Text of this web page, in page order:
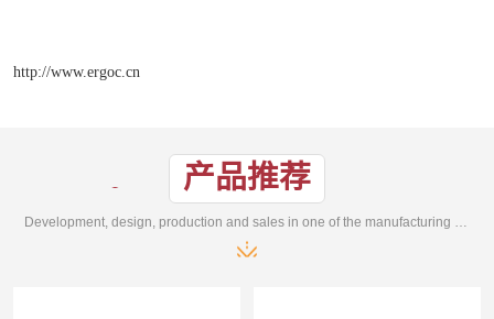
http://www.ergoc.cn
产品推荐
Development, design, production and sales in one of the manufacturing enterprises